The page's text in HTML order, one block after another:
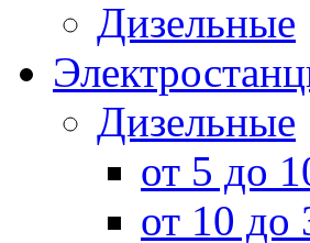
Дизельные
Дизельные
от 5 до
от 10 до